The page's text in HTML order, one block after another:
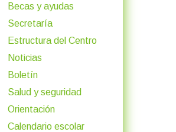
Becas y ayudas
Secretaría
Estructura del Centro
Noticias
Boletín
Salud y seguridad
Orientación
Calendario escolar